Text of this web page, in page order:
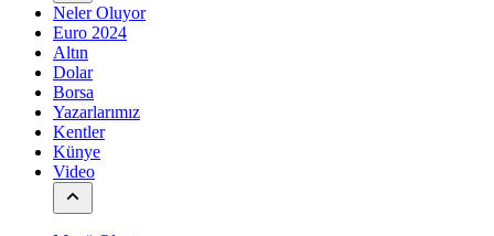
Neler Oluyor
Euro 2024
Altın
Dolar
Borsa
Yazarlarımız
Kentler
Künye
Video